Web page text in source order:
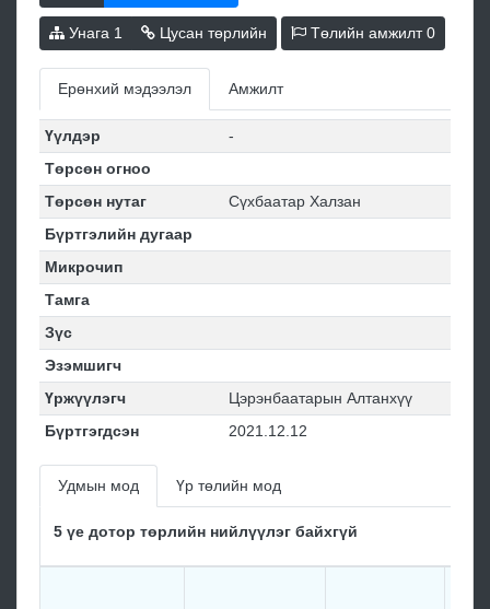
Унага 1 Цусан төрлийн Төлийн амжилт0
Ерөнхий мэдээлэл Амжилт
Үүлдэр
-
Төрсөн огноо
Төрсөн нутаг
Сүхбаатар Халзан
Бүртгэлийн дугаар
Микрочип
Тамга
Зүс
Эзэмшигч
Үржүүлэгч
Цэрэнбаатарын Алтанхүү
Бүртгэгдсэн
2021.12.12
Удмын мод Үр төлийн мод
5 үе дотор төрлийн нийлүүлэг байхгүй